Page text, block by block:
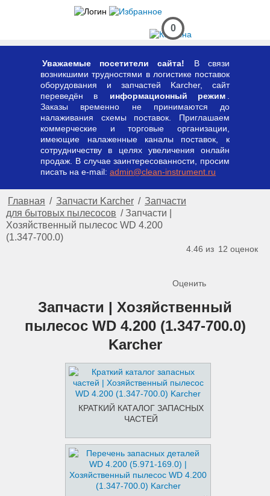
0
Уважаемые посетители сайта!
В связи
возникшими трудностями в логистике поставок
оборудования и запчастей Karcher, сайт
переведён в
информационный режим
Заказы временно не принимаются до
налаживания схемы поставок. Приглашаем
коммерческие и торговые организации,
имеющие налаженные каналы поставок, к
сотрудничеству в целях увеличения онлайн
продаж. В случае заинтересованности, просим
писать на e-mail:admin@clean-instrument.ru
Главная / Запчасти Karcher / Запчасти
для бытовых пылесосов / Запчасти |
Хозяйственный пылесос WD 4.200
(1.347-700.0)
4.46 из 12 оценок
Оценить
Запчасти | Хозяйственный
пылесос WD 4.200 (1.347-700.0)
Karcher
КРАТКИЙ КАТАЛОГ ЗАПАСНЫХ
ЧАСТЕЙ